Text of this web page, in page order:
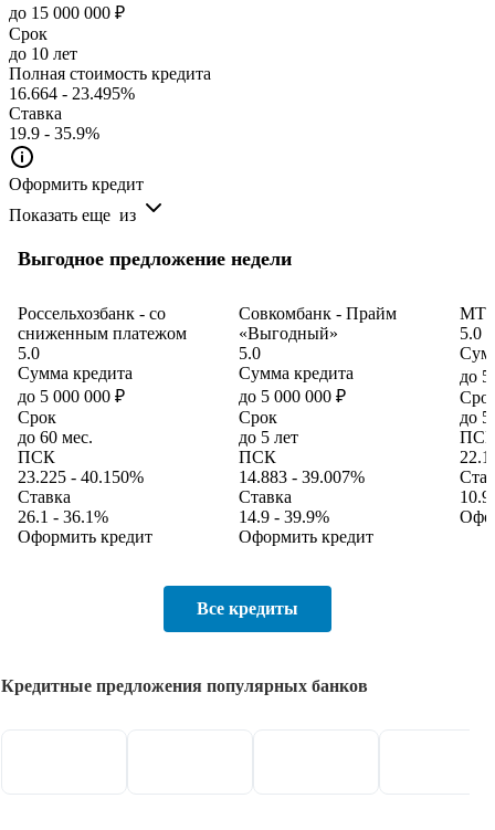
до 15 000 000 ₽
Срок
до 10 лет
Полная стоимость кредита
16.664 - 23.495%
Ставка
19.9 - 35.9%
Оформить кредит
Показать еще из
Выгодное предложение недели
Россельхозбанк - со
сниженным платежом
5.0
Сумма кредита
до 5 000 000 ₽
Срок
до 60 мес.
ПСК
23.225 - 40.150%
Ставка
26.1 - 36.1%
Оформить кредит
Совкомбанк - Прайм
«Выгодный»
5.0
Сумма кредита
до 5 000 000 ₽
Срок
до 5 лет
ПСК
14.883 - 39.007%
Ставка
14.9 - 39.9%
Оформить кредит
МТС
5.0
до
до 5
10.9
Все кредиты
Кредитные предложения популярных банков